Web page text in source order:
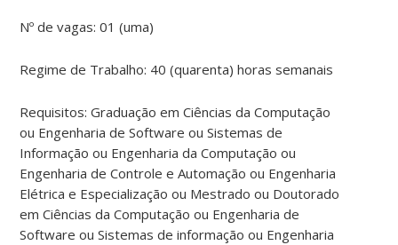
Nº de vagas: 01 (uma)
Regime de Trabalho: 40 (quarenta) horas semanais
Requisitos: Graduação em Ciências da Computação
ou Engenharia de Software ou Sistemas de
Informação ou Engenharia da Computação ou
Engenharia de Controle e Automação ou Engenharia
Elétrica e Especialização ou Mestrado ou Doutorado
em Ciências da Computação ou Engenharia de
Software ou Sistemas de informação ou Engenharia